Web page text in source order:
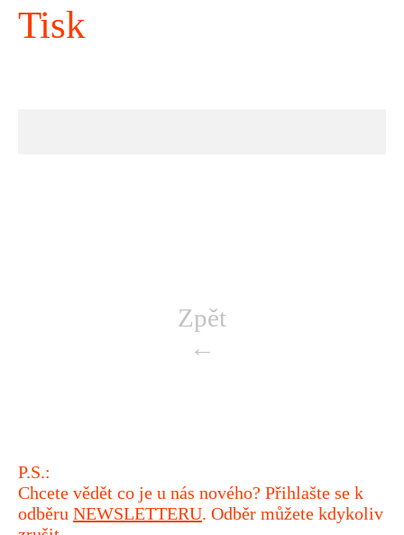
Tisk
Zpět
←
P.S.:
Chcete vědět co je u nás nového? Přihlašte se k
odběru NEWSLETTERU. Odběr můžete kdykoliv